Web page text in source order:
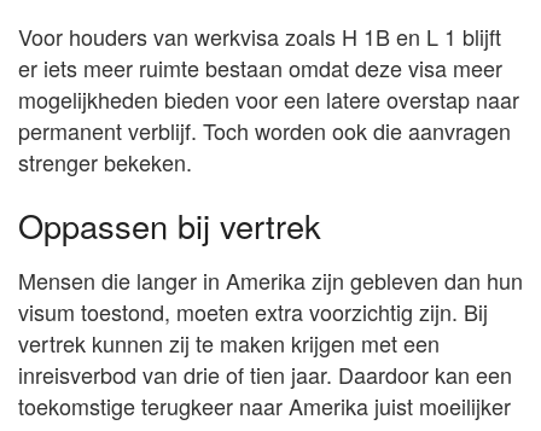
Voor houders van werkvisa zoals H 1B en L 1 blijft
er iets meer ruimte bestaan omdat deze visa meer
mogelijkheden bieden voor een latere overstap naar
permanent verblijf. Toch worden ook die aanvragen
strenger bekeken.
Oppassen bij vertrek
Mensen die langer in Amerika zijn gebleven dan hun
visum toestond, moeten extra voorzichtig zijn. Bij
vertrek kunnen zij te maken krijgen met een
inreisverbod van drie of tien jaar. Daardoor kan een
toekomstige terugkeer naar Amerika juist moeilijker